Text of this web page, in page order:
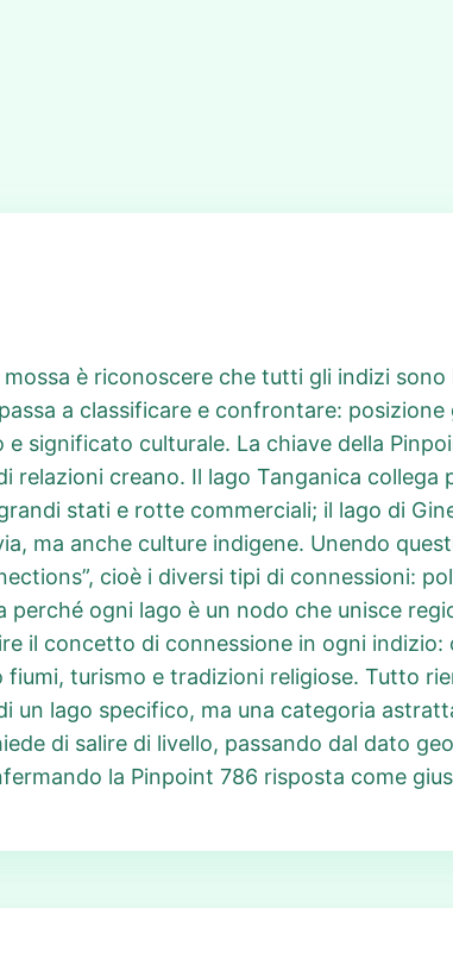
è riconoscere che tutti gli indizi sono
a classificare e confrontare:
significato culturale. La chiave della
relazioni creano. Il lago Tanganica collega
stati e rotte commerciali; il lago di
ma anche culture indigene. Unendo
cioè i diversi tipi di connessioni:
ogni lago è un nodo che unisce
il concetto di connessione in ogni
turismo e tradizioni religiose. Tutto
un lago specifico, ma una categoria
di salire di livello, passando dal dato
la Pinpoint 786 risposta come